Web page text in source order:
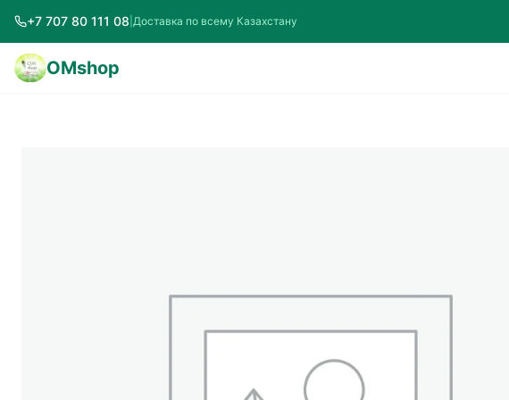
+7 707 80 111 08 Доставка по всему Казахстану
OMshop